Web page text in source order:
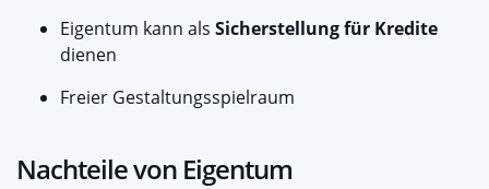
Eigentum kann als Sicherstellung für Kredite
dienen
Freier Gestaltungsspielraum
Nachteile von Eigentum